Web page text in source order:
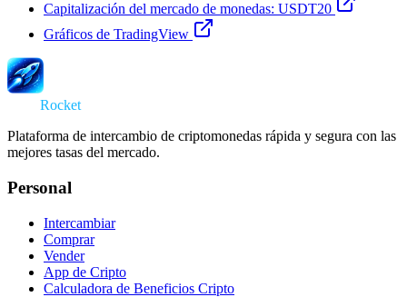
Capitalización del mercado de monedas: USDT20
Gráficos de TradingView
Rocket
Plataforma de intercambio de criptomonedas rápida y segura con las
mejores tasas del mercado.
Personal
Intercambiar
Comprar
Vender
App de Cripto
Calculadora de Beneficios Cripto